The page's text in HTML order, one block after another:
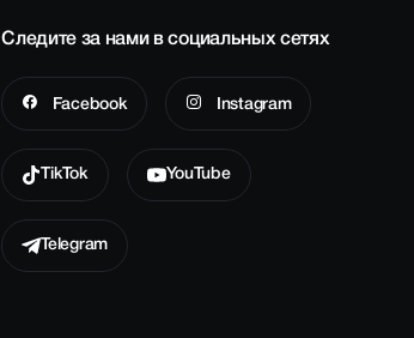
Следите за нами в социальных сетях
Facebook Instagram
TikTok YouTube
Telegram